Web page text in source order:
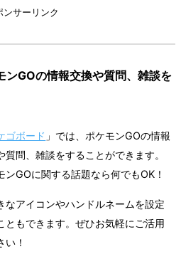
ンサーリンク
ンGOの情報交換や質問、雑談を
ゴボード 」では、ポケモンGOの情報
質問、雑談をすることができます。
ンGOに関する話題なら何でもOK！
なアイコンやハンドルネームを設定
ともできます。ぜひお気軽にご活用
い！